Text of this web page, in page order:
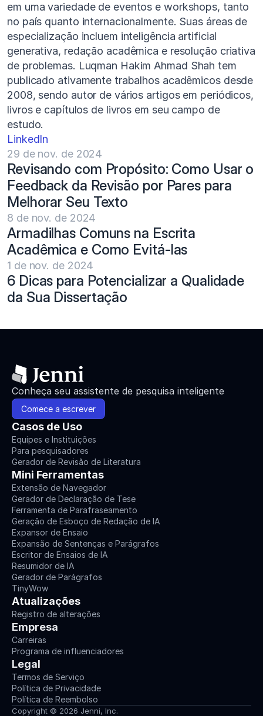
em uma variedade de eventos e workshops, tanto
no país quanto internacionalmente. Suas áreas de
especialização incluem inteligência artificial
generativa, redação acadêmica e resolução criativa
de problemas. Luqman Hakim Ahmad Shah tem
publicado ativamente trabalhos acadêmicos desde
2008, sendo autor de vários artigos em periódicos,
livros e capítulos de livros em seu campo de
estudo.
LinkedIn
29 de nov. de 2024
Revisando com Propósito: Como Usar o
Feedback da Revisão por Pares para
Melhorar Seu Texto
8 de nov. de 2024
Armadilhas Comuns na Escrita
Acadêmica e Como Evitá-las
1 de nov. de 2024
6 Dicas para Potencializar a Qualidade
da Sua Dissertação
Conheça seu assistente de pesquisa inteligente
Comece a escrever
Casos de Uso
Equipes e Instituições
Para pesquisadores
Gerador de Revisão de Literatura
Mini Ferramentas
Extensão de Navegador
Gerador de Declaração de Tese
Ferramenta de Parafraseamento
Geração de Esboço de Redação de IA
Expansor de Ensaio
Expansão de Sentenças e Parágrafos
Escritor de Ensaios de IA
Resumidor de IA
Gerador de Parágrafos
TinyWow
Atualizações
Registro de alterações
Empresa
Carreiras
Programa de influenciadores
Legal
Termos de Serviço
Política de Privacidade
Política de Reembolso
Copyright © 2026 Jenni, Inc.